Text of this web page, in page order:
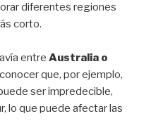
diferentes regiones
corto.
entre Australia o
que, por ejemplo,
ser impredecible,
lo que puede afectar las